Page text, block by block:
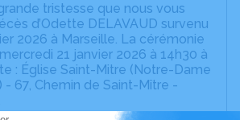
tristesse que nous vous
d’Odette DELAVAUD survenu
2026 à Marseille. La cérémonie
21 janvier 2026 à 14h30 à
: Église Saint-Mitre (Notre-Dame
- 67, Chemin de Saint-Mître -